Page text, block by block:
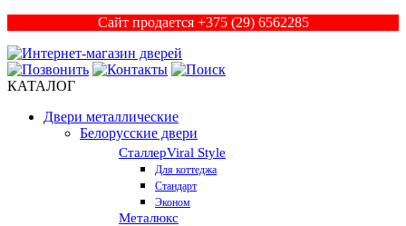
Сайт продается +375 (29) 6562285
КАТАЛОГ
Двери металлические
Белорусские двери
СталлерViral Style
Для коттеджа
Стандарт
Эконом
Металюкс